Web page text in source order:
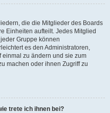
die die Mitglieder des Boards
Einheiten aufteilt. Jedes Mitglied
Gruppe können
es den Administratoren,
einmal zu ändern und sie zum
machen oder ihnen Zugriff zu
trete ich ihnen bei?